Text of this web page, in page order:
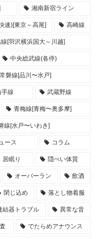
湘南新宿ライン
速)[東京～高尾] 高崎線
[羽沢横浜国大～川越]
中央総武線(各停)
常磐線[品川〜水戸]
手線 武蔵野線
青梅線[青梅〜奥多摩]
線[水戸〜いわき]
ース コラム
居眠り 隠ぺい体質
オーバーラン 飲酒
閉じ込め 落とし物着服
結器トラブル 異常な音
でたらめアナウンス